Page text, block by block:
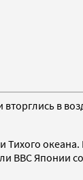
в
Тихого
ВВС Японии